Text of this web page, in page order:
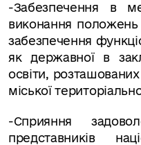
-Забезпечення в
виконання положень
забезпечення
як державної в
освіти,
міської
-Сприяння
представників